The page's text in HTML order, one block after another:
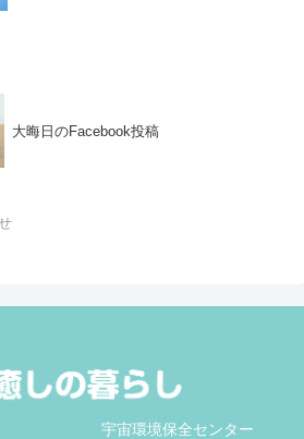
大晦日のFacebook投稿
宇宙環境保全センター